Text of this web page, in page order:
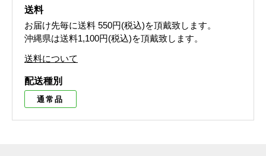
送料
お届け先毎に送料 550円(税込)を頂戴致します。
沖縄県は送料1,100円(税込)を頂戴致します。
送料について
配送種別
通常品